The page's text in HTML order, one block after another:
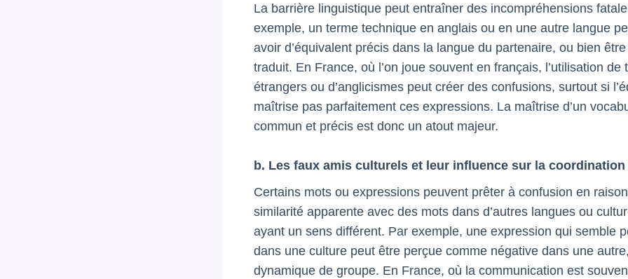
La barrière linguistique peut entraîner des incompréhensions
exemple, un terme technique en anglais ou en une autre langue
avoir d’équivalent précis dans la langue du partenaire, ou bien
traduit. En France, où l’on joue souvent en français, l’utilisation de
étrangers ou d’anglicismes peut créer des confusions, surtout si
maîtrise pas parfaitement ces expressions. La maîtrise d’un
commun et précis est donc un atout majeur.
b. Les faux amis culturels et leur influence sur la coordination
Certains mots ou expressions peuvent prêter à confusion en
similarité apparente avec des mots dans d’autres langues ou
ayant un sens différent. Par exemple, une expression qui semble
dans une culture peut être perçue comme négative dans une
dynamique de groupe. En France, où la communication est